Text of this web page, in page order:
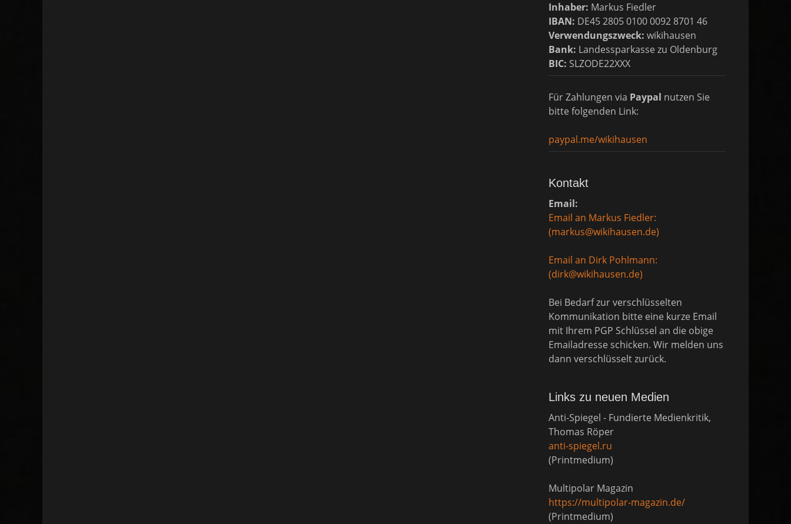
Inhaber: Markus Fiedler
IBAN: DE45 2805 0100 0092 8701 46
Verwendungszweck: wikihausen
Bank: Landessparkasse zu Oldenburg
BIC: SLZODE22XXX
Für Zahlungen via Paypal nutzen Sie
bitte folgenden Link:
paypal.me/wikihausen
Kontakt
Email:
Email an Markus Fiedler:
(markus@wikihausen.de)
Email an Dirk Pohlmann:
(dirk@wikihausen.de)
Bei Bedarf zur verschlüsselten
Kommunikation bitte eine kurze Email
mit Ihrem PGP Schlüssel an die obige
Emailadresse schicken. Wir melden uns
dann verschlüsselt zurück.
Links zu neuen Medien
Anti-Spiegel - Fundierte Medienkritik,
Thomas Röper
anti-spiegel.ru
(Printmedium)
Multipolar Magazin
https://multipolar-magazin.de/
(Printmedium)